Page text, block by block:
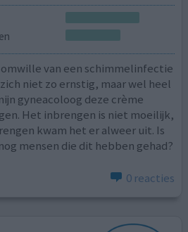
van een schimmelinfectie
zich niet zo ernstig, maar wel heel
gyneacoloog deze crème
Het inbrengen is niet moeilijk,
kwam het er alweer uit. Is
mensen die dit hebben gehad?
0 reacties